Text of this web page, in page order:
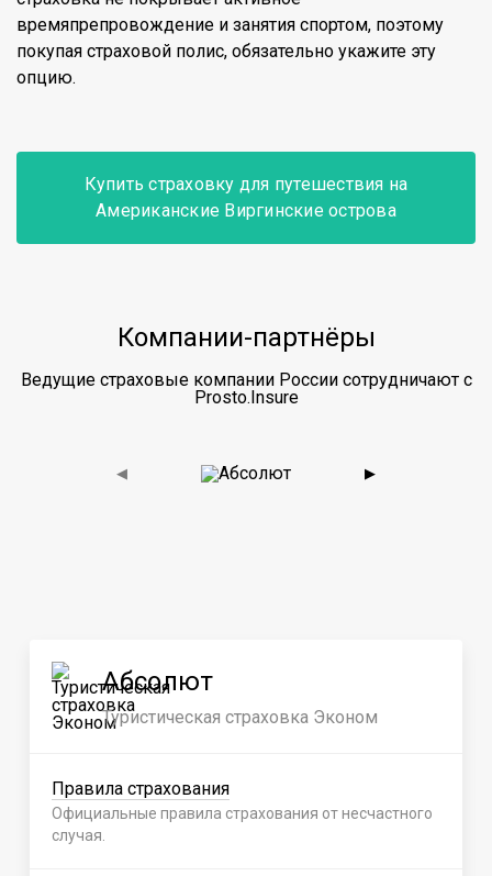
времяпрепровождение и занятия спортом, поэтому
покупая страховой полис, обязательно укажите эту
опцию.
Купить страховку для путешествия на
Американские Виргинские острова
Компании-партнёры
Ведущие страховые компании России сотрудничают с
Prosto.Insure
◀ ▶
Абсолют
Туристическая страховка Эконом
Правила страхования
Официальные правила страхования от несчастного
случая.